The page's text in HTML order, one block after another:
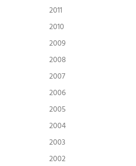
2011
2010
2009
2008
2007
2006
2005
2004
2003
2002